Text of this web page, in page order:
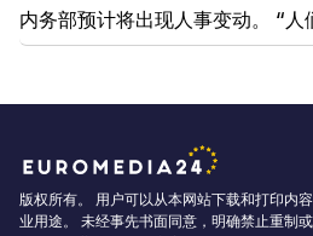
内务部预计将出现人事变动。 “人
版权所有。 用户可以从本网站下载和打印内
业用途。 未经事先书面同意，明确禁止重制